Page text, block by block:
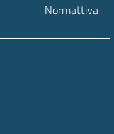
Normattiva